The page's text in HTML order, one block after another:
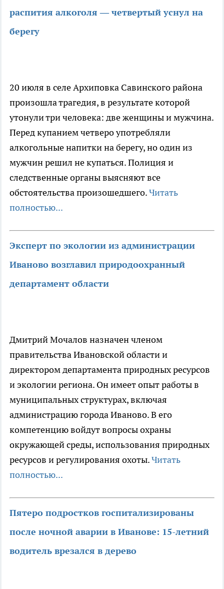
распития алкоголя — четвертый уснул на
берегу
20 июля в селе Архиповка Савинского района
произошла трагедия, в результате которой
утонули три человека: две женщины и мужчина.
Перед купанием четверо употребляли
алкогольные напитки на берегу, но один из
мужчин решил не купаться. Полиция и
следственные органы выясняют все
обстоятельства произошедшего.Читать
полностью...
Эксперт по экологии из администрации
Иваново возглавил природоохранный
департамент области
Дмитрий Мочалов назначен членом
правительства Ивановской области и
директором департамента природных ресурсов
и экологии региона. Он имеет опыт работы в
муниципальных структурах, включая
администрацию города Иваново. В его
компетенцию войдут вопросы охраны
окружающей среды, использования природных
ресурсов и регулирования охоты.Читать
полностью...
Пятеро подростков госпитализированы
после ночной аварии в Иванове: 15-летний
водитель врезался в дерево